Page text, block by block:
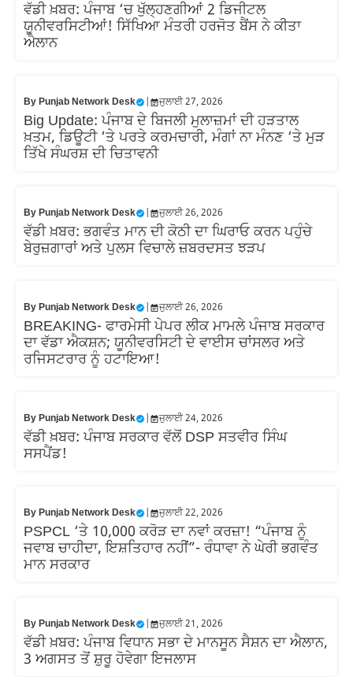
ਵੱਡੀ ਖ਼ਬਰ: ਪੰਜਾਬ ‘ਚ ਖੁੱਲ੍ਹਣਗੀਆਂ 2 ਡਿਜੀਟਲ
ਯੂਨੀਵਰਸਿਟੀਆਂ! ਸਿੱਖਿਆ ਮੰਤਰੀ ਹਰਜੋਤ ਬੈਂਸ ਨੇ ਕੀਤਾ
ਐਲਾਨ
ByPunjab Network Desk ਜੁਲਾਈ 27, 2026
Big Update: ਪੰਜਾਬ ਦੇ ਬਿਜਲੀ ਮੁਲਾਜ਼ਮਾਂ ਦੀ ਹੜਤਾਲ
ਖ਼ਤਮ, ਡਿਊਟੀ ‘ਤੇ ਪਰਤੇ ਕਰਮਚਾਰੀ, ਮੰਗਾਂ ਨਾ ਮੰਨਣ ‘ਤੇ ਮੁੜ
ਤਿੱਖੇ ਸੰਘਰਸ਼ ਦੀ ਚਿਤਾਵਨੀ
ByPunjab Network Desk ਜੁਲਾਈ 26, 2026
ਵੱਡੀ ਖ਼ਬਰ: ਭਗਵੰਤ ਮਾਨ ਦੀ ਕੋਠੀ ਦਾ ਘਿਰਾਓ ਕਰਨ ਪਹੁੰਚੇ
ਬੇਰੁਜ਼ਗਾਰਾਂ ਅਤੇ ਪੁਲਸ ਵਿਚਾਲੇ ਜ਼ਬਰਦਸਤ ਝੜਪ
ByPunjab Network Desk ਜੁਲਾਈ 26, 2026
BREAKING- ਫਾਰਮੇਸੀ ਪੇਪਰ ਲੀਕ ਮਾਮਲੇ ਪੰਜਾਬ ਸਰਕਾਰ
ਦਾ ਵੱਡਾ ਐਕਸ਼ਨ; ਯੂਨੀਵਰਸਿਟੀ ਦੇ ਵਾਈਸ ਚਾਂਸਲਰ ਅਤੇ
ਰਜਿਸਟਰਾਰ ਨੂੰ ਹਟਾਇਆ!
ByPunjab Network Desk ਜੁਲਾਈ 24, 2026
ਵੱਡੀ ਖ਼ਬਰ: ਪੰਜਾਬ ਸਰਕਾਰ ਵੱਲੋਂ DSP ਸਤਵੀਰ ਸਿੰਘ
ਸਸਪੈਂਡ!
ByPunjab Network Desk ਜੁਲਾਈ 22, 2026
PSPCL ‘ਤੇ 10,000 ਕਰੋੜ ਦਾ ਨਵਾਂ ਕਰਜ਼ਾ! “ਪੰਜਾਬ ਨੂੰ
ਜਵਾਬ ਚਾਹੀਦਾ, ਇਸ਼ਤਿਹਾਰ ਨਹੀਂ”- ਰੰਧਾਵਾ ਨੇ ਘੇਰੀ ਭਗਵੰਤ
ਮਾਨ ਸਰਕਾਰ
ByPunjab Network Desk ਜੁਲਾਈ 21, 2026
ਵੱਡੀ ਖ਼ਬਰ: ਪੰਜਾਬ ਵਿਧਾਨ ਸਭਾ ਦੇ ਮਾਨਸੂਨ ਸੈਸ਼ਨ ਦਾ ਐਲਾਨ,
3 ਅਗਸਤ ਤੋਂ ਸ਼ੁਰੂ ਹੋਵੇਗਾ ਇਜਲਾਸ